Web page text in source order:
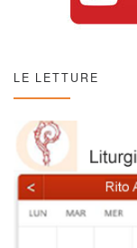
LE LETTURE